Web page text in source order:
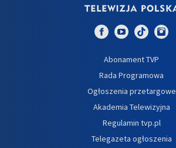
Abonament TVP
Rada Programowa
Ogłoszenia przetargowe
Akademia Telewizyjna
Regulamin tvp.pl
Telegazeta ogłoszenia